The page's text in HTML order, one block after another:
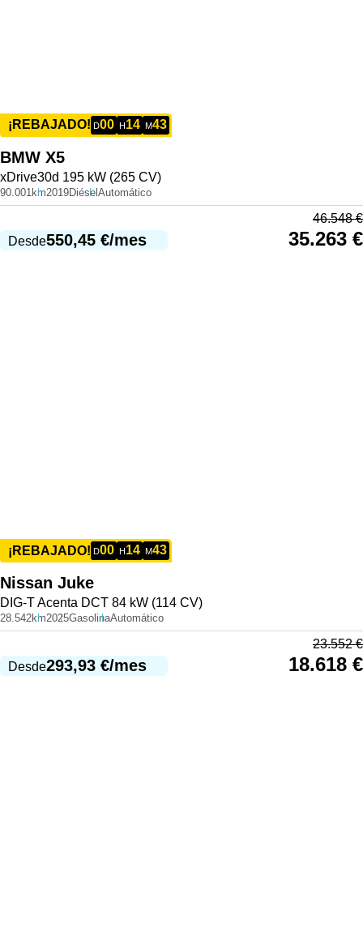
¡REBAJADO! D00 H14 M43
BMW X5
xDrive30d 195 kW (265 CV)
90.001km2019DiéselAutomático
Desde550,45 €/mes
46.548€
35.263 €
¡REBAJADO! D00 H14 M43
Nissan Juke
DIG-T Acenta DCT 84 kW (114 CV)
28.542km2025GasolinaAutomático
Desde293,93 €/mes
23.552€
18.618 €